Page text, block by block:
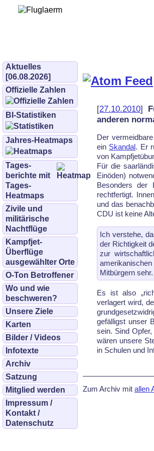
Aktuelles
[06.08.2026]
Offizielle Zahlen
BI-Statistiken
Jahres-Heatmaps
Tages­
berichte mit
Tages-
Heatmaps
Zivile und
militärische
Nachtflüge
Kampfjet-
Überflüge
ausgewählter Orte
O-Ton Betroffener
Wo und wie
beschweren?
Unsere Ziele
Karten
Bilder / Videos
Infotexte
Archiv
Satzung
Mitglied werden
Impressum /
Kontakt /
Datenschutz
[27.10.2010]
anderen
Der
ein Skandal. Er
von
Für die
Einöden)
Besonders der
rechtfertigt.
und das
CDU ist keine
Ich verstehe,
der Richtigkeit
zur
Mitbürgern sehr.
Es ist also
verlagert wird,
gefälligst unser
sein. Sind
wären unsere
in Schulen und
Zum Archiv mit allen